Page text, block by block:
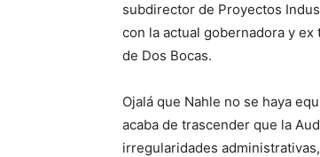
subdirector de Proyectos
con la actual gobernadora y
de Dos Bocas.
Ojalá que Nahle no se haya
acaba de trascender que la
irregularidades